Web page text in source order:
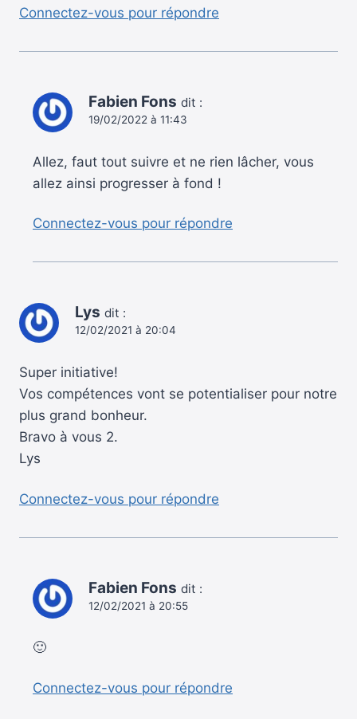
Connectez-vous pour répondre
Fabien Fons dit :
19/02/2022 à 11:43
Allez, faut tout suivre et ne rien lâcher, vous
allez ainsi progresser à fond !
Connectez-vous pour répondre
Lys dit :
12/02/2021 à 20:04
Super initiative!
Vos compétences vont se potentialiser pour notre
plus grand bonheur.
Bravo à vous 2.
Lys
Connectez-vous pour répondre
Fabien Fons dit :
12/02/2021 à 20:55
🙂
Connectez-vous pour répondre